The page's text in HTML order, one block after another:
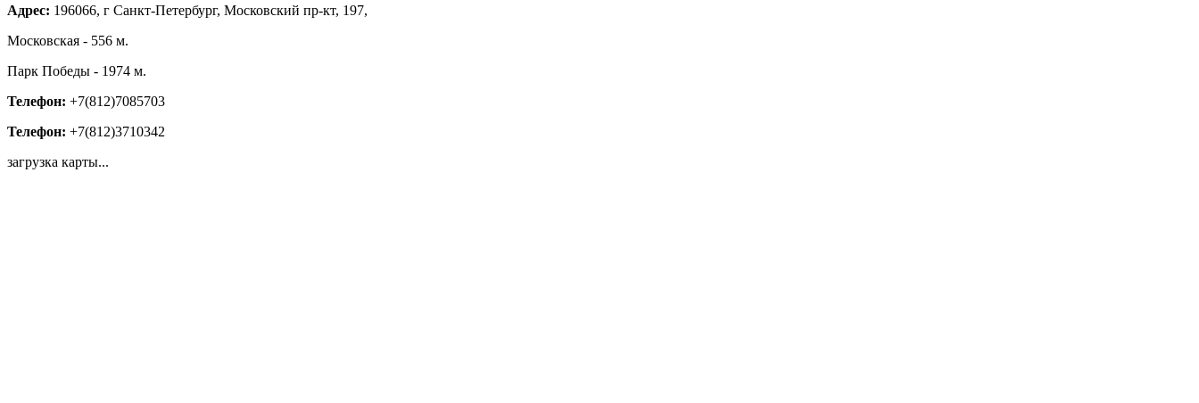
Адрес: 196066, г Санкт-Петербург, Московский пр-кт, 197,
Московская - 556 м.
Парк Победы - 1974 м.
Телефон: +7(812)7085703
Телефон: +7(812)3710342
загрузка карты...